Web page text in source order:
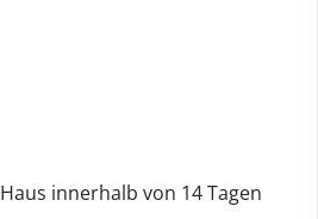
innerhalb von 14 Tagen